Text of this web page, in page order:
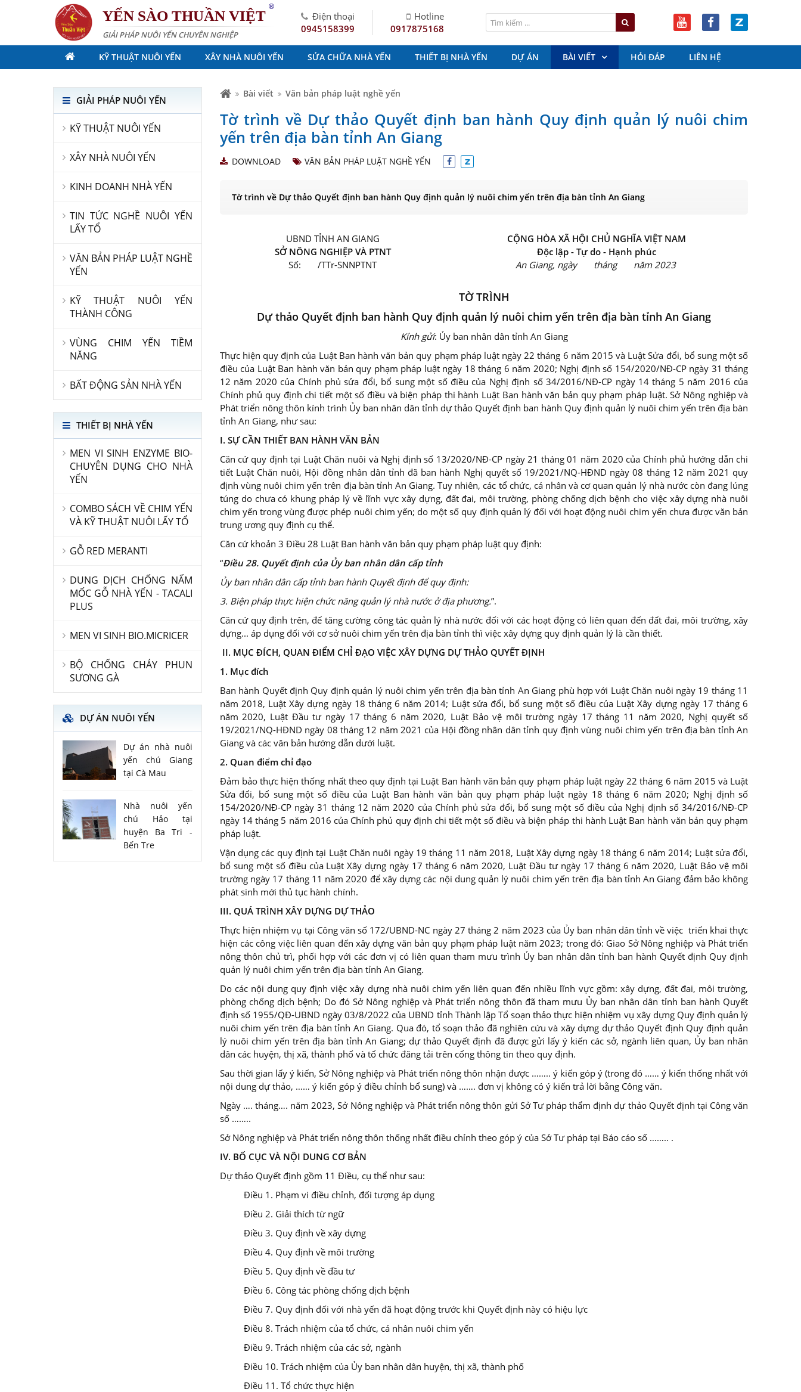
YẾN SÀO THUẦN VIỆT
®
GIẢI PHÁP NUÔI YẾN CHUYÊN NGHIỆP
Điện thoại
0945158399
Hotline
0917875168
KỸ THUẬT NUÔI YẾN XÂY NHÀ NUÔI YẾN SỬA CHỮA NHÀ YẾN THIẾT BỊ NHÀ YẾN DỰ ÁN BÀI VIẾT HỎI ĐÁP LIÊN HỆ
THIẾT BỊ NHÀ YẾN
MEN VI SINH ENZYME BIO-
CHUYÊN DỤNG CHO NHÀ
YẾN
COMBO SÁCH VỀ CHIM YẾN
VÀ KỸ THUẬT NUÔI LẤY TỔ
GỖ RED MERANTI
DUNG DỊCH CHỐNG NẤM
MỐC GỖ NHÀ YẾN - TACALI
PLUS
MEN VI SINH BIO.MICRICER
BỘ CHỐNG CHÁY PHUN
SƯƠNG GÀ
GIẢI PHÁP NUÔI YẾN
KỸ THUẬT NUÔI YẾN
XÂY NHÀ NUÔI YẾN
KINH DOANH NHÀ YẾN
TIN TỨC NGHỀ NUÔI YẾN
LẤY TỔ
VĂN BẢN PHÁP LUẬT NGHỀ
YẾN
KỸ THUẬT NUÔI YẾN
THÀNH CÔNG
VÙNG CHIM YẾN TIỀM
NĂNG
BẤT ĐỘNG SẢN NHÀ YẾN
DỰ ÁN NUÔI YẾN
Dự án nhà nuôi
yến chú Giang
tại Cà Mau
Nhà nuôi yến
chú Hảo tại
huyện Ba Tri -
Bến Tre
Bài viết Văn bản pháp luật nghề yến
Tờ trình về Dự thảo Quyết định ban hành Quy định quản lý nuôi chim
yến trên địa bàn tỉnh An Giang
DOWNLOAD VĂN BẢN PHÁP LUẬT NGHỀ YẾN
Tờ trình về Dự thảo Quyết định ban hành Quy định quản lý nuôi chim yến trên địa bàn tỉnh An Giang
UBND TỈNH AN GIANG
SỞ NÔNG NGHIỆP VÀ PTNT
Số: /TTr-SNNPTNT
CỘNG HÒA XÃ HỘI CHỦ NGHĨA VIỆT NAM
Độc lập - Tự do - Hạnh phúc
An Giang, ngày tháng năm 2023
TỜ TRÌNH
Dự thảo Quyết định ban hành Quy định quản lý nuôi chim yến trên địa bàn tỉnh An Giang
Kính gửi: Ủy ban nhân dân tỉnh An Giang
Thực hiện quy định của Luật Ban hành văn bản quy phạm pháp luật ngày 22 tháng 6 năm 2015 và Luật Sửa đổi, bổ sung một số
điều của Luật Ban hành văn bản quy phạm pháp luật ngày 18 tháng 6 năm 2020; Nghị định số 154/2020/NĐ-CP ngày 31 tháng
12 năm 2020 của Chính phủ sửa đổi, bổ sung một số điều của Nghị định số 34/2016/NĐ-CP ngày 14 tháng 5 năm 2016 của
Chính phủ quy định chi tiết một số điều và biện pháp thi hành Luật Ban hành văn bản quy phạm pháp luật. Sở Nông nghiệp và
Phát triển nông thôn kính trình Ủy ban nhân dân tỉnh dự thảo Quyết định ban hành Quy định quản lý nuôi chim yến trên địa bàn
tỉnh An Giang, như sau:
I. SỰ CẦN THIẾT BAN HÀNH VĂN BẢN
Căn cứ quy định tại Luật Chăn nuôi và Nghị định số 13/2020/NĐ-CP ngày 21 tháng 01 năm 2020 của Chính phủ hướng dẫn chi
tiết Luật Chăn nuôi, Hội đồng nhân dân tỉnh đã ban hành Nghị quyết số 19/2021/NQ-HĐND ngày 08 tháng 12 năm 2021 quy
định vùng nuôi chim yến trên địa bàn tỉnh An Giang. Tuy nhiên, các tổ chức, cá nhân và cơ quan quản lý nhà nước còn đang lúng
túng do chưa có khung pháp lý về lĩnh vực xây dựng, đất đai, môi trường, phòng chống dịch bệnh cho việc xây dựng nhà nuôi
chim yến trong vùng được phép nuôi chim yến; do một số quy định quản lý đối với hoạt động nuôi chim yến chưa được văn bản
trung ương quy định cụ thể.
Căn cứ khoản 3 Điều 28 Luật Ban hành văn bản quy phạm pháp luật quy định:
“Điều 28. Quyết định của Ủy ban nhân dân cấp tỉnh
Ủy ban nhân dân cấp tỉnh ban hành Quyết định để quy định:
3. Biện pháp thực hiện chức năng quản lý nhà nước ở địa phương.”.
Căn cứ quy định trên, để tăng cường công tác quản lý nhà nước đối với các hoạt động có liên quan đến đất đai, môi trường, xây
dựng... áp dụng đối với cơ sở nuôi chim yến trên địa bàn tỉnh thì việc xây dựng quy định quản lý là cần thiết.
II. MỤC ĐÍCH, QUAN ĐIỂM CHỈ ĐẠO VIỆC XÂY DỰNG DỰ THẢO QUYẾT ĐỊNH
1. Mục đích
Ban hành Quyết định Quy định quản lý nuôi chim yến trên địa bàn tỉnh An Giang phù hợp với Luật Chăn nuôi ngày 19 tháng 11
năm 2018, Luật Xây dựng ngày 18 tháng 6 năm 2014; Luật sửa đổi, bổ sung một số điều của Luật Xây dựng ngày 17 tháng 6
năm 2020, Luật Đầu tư ngày 17 tháng 6 năm 2020, Luật Bảo vệ môi trường ngày 17 tháng 11 năm 2020, Nghị quyết số
19/2021/NQ-HĐND ngày 08 tháng 12 năm 2021 của Hội đồng nhân dân tỉnh quy định vùng nuôi chim yến trên địa bàn tỉnh An
Giang và các văn bản hướng dẫn dưới luật.
2. Quan điểm chỉ đạo
Đảm bảo thực hiện thống nhất theo quy định tại Luật Ban hành văn bản quy phạm pháp luật ngày 22 tháng 6 năm 2015 và Luật
Sửa đổi, bổ sung một số điều của Luật Ban hành văn bản quy phạm pháp luật ngày 18 tháng 6 năm 2020; Nghị định số
154/2020/NĐ-CP ngày 31 tháng 12 năm 2020 của Chính phủ sửa đổi, bổ sung một số điều của Nghị định số 34/2016/NĐ-CP
ngày 14 tháng 5 năm 2016 của Chính phủ quy định chi tiết một số điều và biện pháp thi hành Luật Ban hành văn bản quy phạm
pháp luật.
Vận dụng các quy định tại Luật Chăn nuôi ngày 19 tháng 11 năm 2018, Luật Xây dựng ngày 18 tháng 6 năm 2014; Luật sửa đổi,
bổ sung một số điều của Luật Xây dựng ngày 17 tháng 6 năm 2020, Luật Đầu tư ngày 17 tháng 6 năm 2020, Luật Bảo vệ môi
trường ngày 17 tháng 11 năm 2020 để xây dựng các nội dung quản lý nuôi chim yến trên địa bàn tỉnh An Giang đảm bảo không
phát sinh mới thủ tục hành chính.
III. QUÁ TRÌNH XÂY DỰNG DỰ THẢO
Thực hiện nhiệm vụ tại Công văn số 172/UBND-NC ngày 27 tháng 2 năm 2023 của Ủy ban nhân dân tỉnh về việc triển khai thực
hiện các công việc liên quan đến xây dựng văn bản quy phạm pháp luật năm 2023; trong đó: Giao Sở Nông nghiệp và Phát triển
nông thôn chủ trì, phối hợp với các đơn vị có liên quan tham mưu trình Ủy ban nhân dân tỉnh ban hành Quyết định Quy định
quản lý nuôi chim yến trên địa bàn tỉnh An Giang.
Do các nội dung quy định việc xây dựng nhà nuôi chim yến liên quan đến nhiều lĩnh vực gồm: xây dựng, đất đai, môi trường,
phòng chống dịch bệnh; Do đó Sở Nông nghiệp và Phát triển nông thôn đã tham mưu Ủy ban nhân dân tỉnh ban hành Quyết
định số 1955/QĐ-UBND ngày 03/8/2022 của UBND tỉnh Thành lập Tổ soạn thảo thực hiện nhiệm vụ xây dựng Quy định quản lý
nuôi chim yến trên địa bàn tỉnh An Giang. Qua đó, tổ soạn thảo đã nghiên cứu và xây dựng dự thảo Quyết định Quy định quản
lý nuôi chim yến trên địa bàn tỉnh An Giang; dự thảo Quyết định đã được gửi lấy ý kiến các sở, ngành liên quan, Ủy ban nhân
dân các huyện, thị xã, thành phố và tổ chức đăng tải trên cổng thông tin theo quy định.
Sau thời gian lấy ý kiến, Sở Nông nghiệp và Phát triển nông thôn nhận được …….. ý kiến góp ý (trong đó …… ý kiến thống nhất với
nội dung dự thảo, …… ý kiến góp ý điều chỉnh bổ sung) và ……. đơn vị không có ý kiến trả lời bằng Công văn.
Ngày …. tháng…. năm 2023, Sở Nông nghiệp và Phát triển nông thôn gửi Sở Tư pháp thẩm định dự thảo Quyết định tại Công văn
số ……..
Sở Nông nghiệp và Phát triển nông thôn thống nhất điều chỉnh theo góp ý của Sở Tư pháp tại Báo cáo số …….. .
IV. BỐ CỤC VÀ NỘI DUNG CƠ BẢN
Dự thảo Quyết định gồm 11 Điều, cụ thể như sau:
Điều 1. Phạm vi điều chỉnh, đối tượng áp dụng
Điều 2. Giải thích từ ngữ
Điều 3. Quy định về xây dựng
Điều 4. Quy định về môi trường
Điều 5. Quy định về đầu tư
Điều 6. Công tác phòng chống dịch bệnh
Điều 7. Quy định đối với nhà yến đã hoạt động trước khi Quyết định này có hiệu lực
Điều 8. Trách nhiệm của tổ chức, cá nhân nuôi chim yến
Điều 9. Trách nhiệm của các sở, ngành
Điều 10. Trách nhiệm của Ủy ban nhân dân huyện, thị xã, thành phố
Điều 11. Tổ chức thực hiện